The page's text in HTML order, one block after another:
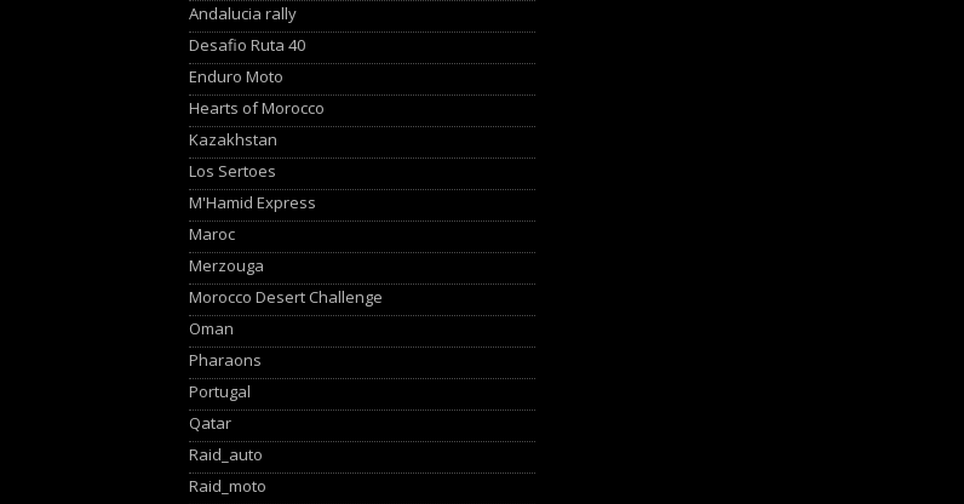
Andalucia rally
Desafio Ruta 40
Enduro Moto
Hearts of Morocco
Kazakhstan
Los Sertoes
M'Hamid Express
Maroc
Merzouga
Morocco Desert Challenge
Oman
Pharaons
Portugal
Qatar
Raid_auto
Raid_moto